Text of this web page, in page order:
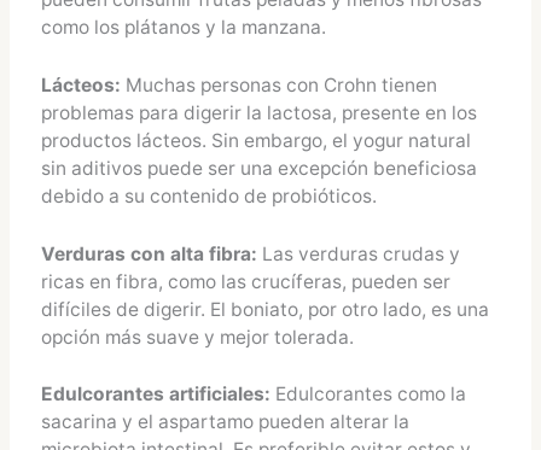
como los plátanos y la manzana.
Lácteos: Muchas personas con Crohn tienen
problemas para digerir la lactosa, presente en los
productos lácteos. Sin embargo, el yogur natural
sin aditivos puede ser una excepción beneficiosa
debido a su contenido de probióticos.
Verduras con alta fibra: Las verduras crudas y
ricas en fibra, como las crucíferas, pueden ser
difíciles de digerir. El boniato, por otro lado, es una
opción más suave y mejor tolerada.
Edulcorantes artificiales: Edulcorantes como la
sacarina y el aspartamo pueden alterar la